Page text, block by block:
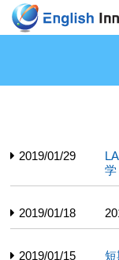
2019/01/29
学
2019/01/18
2019/01/15